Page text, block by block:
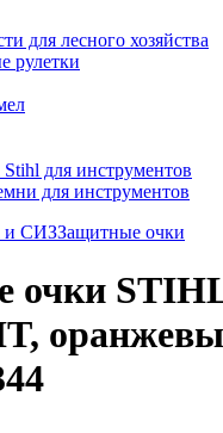
для лесного хозяйства
рулетки
для инструментов
для инструментов
и СИЗЗащитные очки
очки